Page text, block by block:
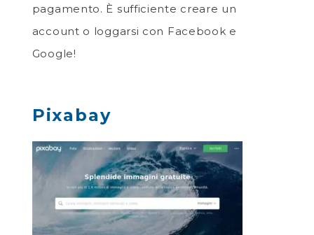
pagamento. È sufficiente creare un
account o loggarsi con Facebook e
Google!
Pixabay